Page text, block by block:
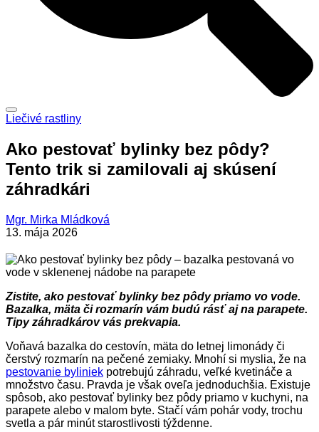
Liečivé rastliny
Ako pestovať bylinky bez pôdy?
Tento trik si zamilovali aj skúsení
záhradkári
Mgr. Mirka Mládková
13. mája 2026
Zistite, ako pestovať bylinky bez pôdy priamo vo vode.
Bazalka, mäta či rozmarín vám budú rásť aj na parapete.
Tipy záhradkárov vás prekvapia.
Voňavá bazalka do cestovín, mäta do letnej limonády či
čerstvý rozmarín na pečené zemiaky. Mnohí si myslia, že na
pestovanie byliniek potrebujú záhradu, veľké kvetináče a
množstvo času. Pravda je však oveľa jednoduchšia. Existuje
spôsob, ako pestovať bylinky bez pôdy priamo v kuchyni, na
parapete alebo v malom byte. Stačí vám pohár vody, trochu
svetla a pár minút starostlivosti týždenne.